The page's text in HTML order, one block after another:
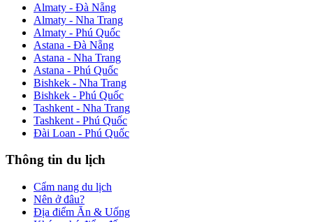
Almaty - Đà Nẵng
Almaty - Nha Trang
Almaty - Phú Quốc
Astana - Đà Nẵng
Astana - Nha Trang
Astana - Phú Quốc
Bishkek - Nha Trang
Bishkek - Phú Quốc
Tashkent - Nha Trang
Tashkent - Phú Quốc
Đài Loan - Phú Quốc
Thông tin du lịch
Cẩm nang du lịch
Nên ở đâu?
Địa điểm Ăn & Uống